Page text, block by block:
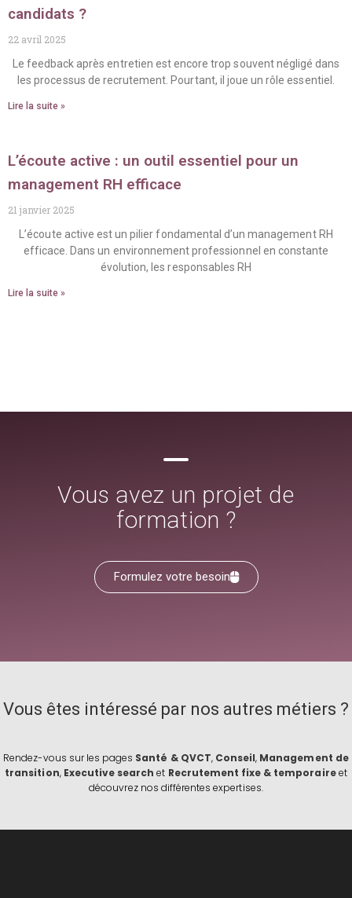
candidats ?
22 avril 2025
Le feedback après entretien est encore trop souvent négligé dans
les processus de recrutement. Pourtant, il joue un rôle essentiel.
Lire la suite »
L’écoute active : un outil essentiel pour un
management RH efficace
21 janvier 2025
L’écoute active est un pilier fondamental d’un management RH
efficace. Dans un environnement professionnel en constante
évolution, les responsables RH
Lire la suite »
Vous avez un projet de
formation ?
Formulez votre besoin
Vous êtes intéressé par nos autres métiers ?
Rendez-vous sur les pages Santé & QVCT, Conseil, Management de
transition, Executive search et Recrutement fixe & temporaireet
découvrez nos différentes expertises.